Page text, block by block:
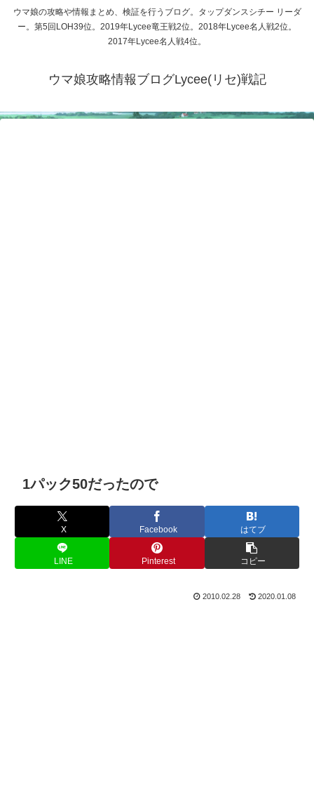
ウマ娘の攻略や情報まとめ、検証を行うブログ。タップダンスシチー リーダ
ー。第5回LOH39位。2019年Lycee竜王戦2位。2018年Lycee名人戦2位。
2017年Lycee名人戦4位。
ウマ娘攻略情報ブログLycee(リセ)戦記
1パック50だったので
X Facebook はてブ
LINE Pinterest コピー
2010.02.28 2020.01.08